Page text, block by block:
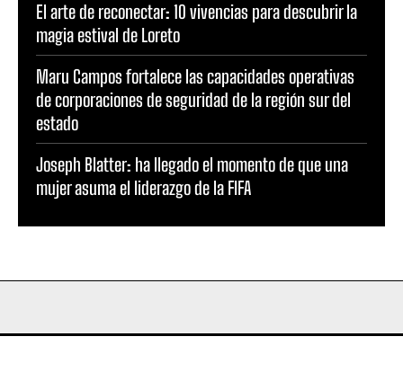
El arte de reconectar: 10 vivencias para descubrir la
magia estival de Loreto
Maru Campos fortalece las capacidades operativas
de corporaciones de seguridad de la región sur del
estado
Joseph Blatter: ha llegado el momento de que una
mujer asuma el liderazgo de la FIFA